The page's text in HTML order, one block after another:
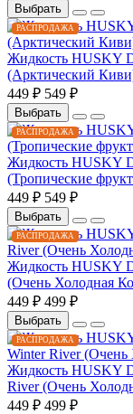
Выбрать
РАСПРОДАЖА
Жидкость HUSKY
(Арктический
449 ₽ 549 ₽
Выбрать
РАСПРОДАЖА
Жидкость HUSKY
(Тропические
449 ₽ 549 ₽
Выбрать
РАСПРОДАЖА
Жидкость HUSKY
(Очень Холодная
449 ₽ 499 ₽
Выбрать
РАСПРОДАЖА
Жидкость HUSKY
River (Очень
449 ₽ 499 ₽